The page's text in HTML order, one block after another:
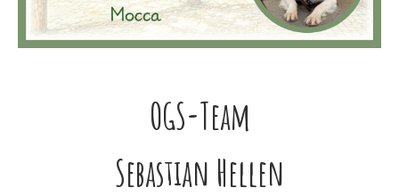
OGS-Team
Sebastian Hellen